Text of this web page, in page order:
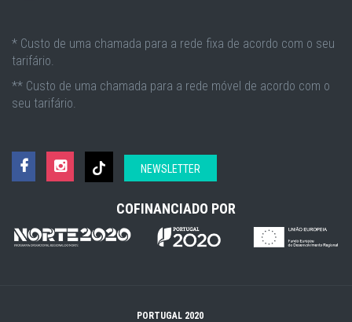
* Custo de uma chamada para a rede fixa de acordo com o seu
tarifário.
** Custo de uma chamada para a rede móvel de acordo com o
seu tarifário.
NEWSLETTER
COFINANCIADO POR
PORTUGAL 2020